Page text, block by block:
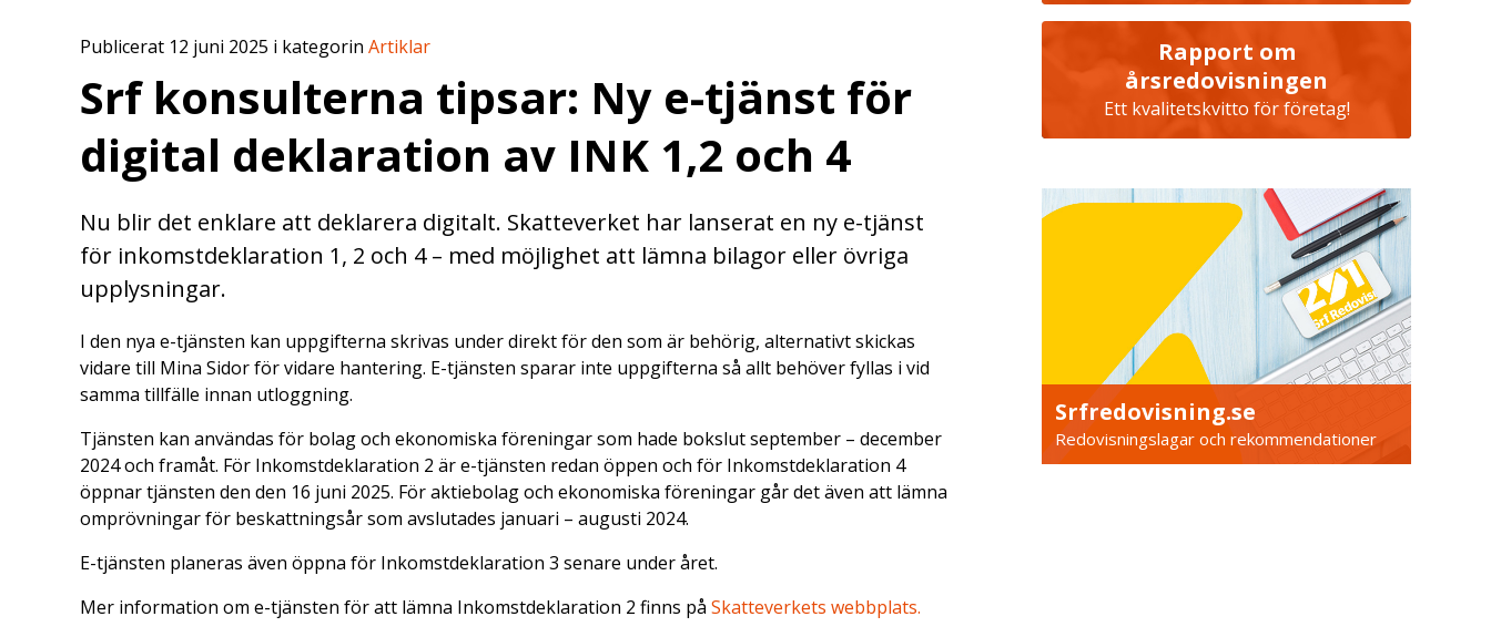
Publicerat 12 juni 2025 i kategorin Artiklar
Srf konsulterna tipsar: Ny e-tjänst för
digital deklaration av INK 1,2 och 4
Nu blir det enklare att deklarera digitalt. Skatteverket har lanserat en ny e-tjänst
för inkomstdeklaration 1, 2 och 4 – med möjlighet att lämna bilagor eller övriga
upplysningar.
I den nya e-tjänsten kan uppgifterna skrivas under direkt för den som är behörig, alternativt skickas
vidare till Mina Sidor för vidare hantering. E-tjänsten sparar inte uppgifterna så allt behöver fyllas i vid
samma tillfälle innan utloggning.
Tjänsten kan användas för bolag och ekonomiska föreningar som hade bokslut september – december
2024 och framåt. För Inkomstdeklaration 2 är e-tjänsten redan öppen och för Inkomstdeklaration 4
öppnar tjänsten den den 16 juni 2025. För aktiebolag och ekonomiska föreningar går det även att lämna
omprövningar för beskattningsår som avslutades januari – augusti 2024.
E-tjänsten planeras även öppna för Inkomstdeklaration 3 senare under året.
Mer information om e-tjänsten för att lämna Inkomstdeklaration 2 finns på Skatteverkets webbplats.
Rapport om
årsredovisningen
Ett kvalitetskvitto för företag!
Srfredovisning.se
Redovisningslagar och rekommendationer